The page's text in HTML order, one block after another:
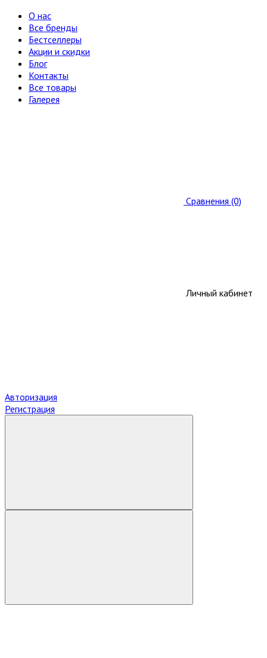
О нас
Все бренды
Бестселлеры
Акции и скидки
Блог
Контакты
Все товары
Галерея
Сравнения (0)
Личный кабинет
Авторизация
Регистрация